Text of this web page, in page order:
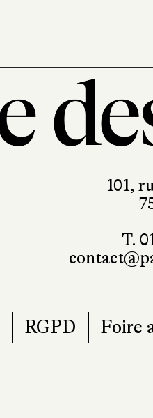
101,
T.
RGPD Foire